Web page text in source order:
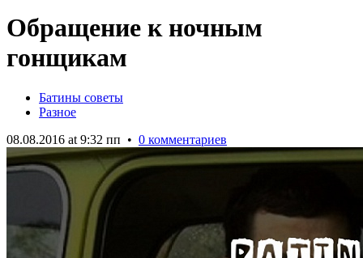
Обращение к ночным
гонщикам
Батины советы
Разное
08.08.2016 at 9:32 пп • 0 комментариев